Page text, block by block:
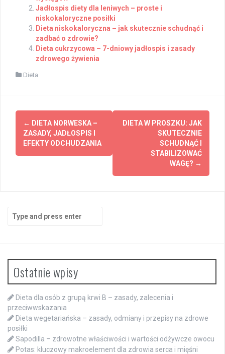
Jadłospis diety dla leniwych – proste i
niskokaloryczne posiłki
Dieta niskokaloryczna – jak skutecznie schudnąć i
zadbać o zdrowie?
Dieta cukrzycowa – 7-dniowy jadłospis i zasady
zdrowego żywienia
Dieta
Post
navigation
← DIETA NORWESKA –
ZASADY, JADŁOSPIS I
EFEKTY ODCHUDZANIA
DIETA W PROSZKU: JAK
SKUTECZNIE
SCHUDNĄĆ I
STABILIZOWAĆ
WAGĘ? →
for:
Ostatnie wpisy
Dieta dla osób z grupą krwi B – zasady, zalecenia i
przeciwwskazania
Dieta wegetariańska – zasady, odmiany i przepisy na zdrowe
posiłki
Sapodilla – zdrowotne właściwości i wartości odżywcze owocu
Potas: kluczowy makroelement dla zdrowia serca i mięśni